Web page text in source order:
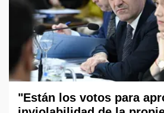
"Están los votos para